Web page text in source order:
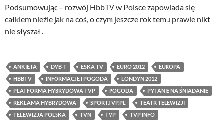
Podsumowując – rozwój HbbTV w Polsce zapowiada się
całkiem nieźle jak na coś, o czym jeszcze rok temu prawie nikt
nie słyszał .
ANKIETA DVB-T ESKA TV EURO 2012
EUROPA
HBBTV
INFORMACJE I POGODA
LONDYN 2012
PLATFORMA HYBRYDOWA TVP
POGODA
PYTANIE NA ŚNIADANIE
REKLAMA HYBRYDOWA
SPORT.TVP.PL
TEATR TELEWIZJI
TELEWIZJA POLSKA
TVN TVP TVP INFO